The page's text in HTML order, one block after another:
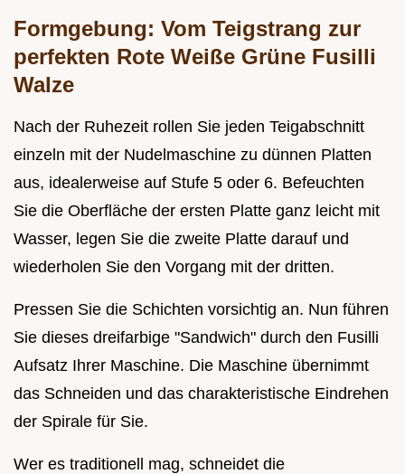
Formgebung: Vom Teigstrang zur
perfekten Rote Weiße Grüne Fusilli
Walze
Nach der Ruhezeit rollen Sie jeden Teigabschnitt
einzeln mit der Nudelmaschine zu dünnen Platten
aus, idealerweise auf Stufe 5 oder 6. Befeuchten
Sie die Oberfläche der ersten Platte ganz leicht mit
Wasser, legen Sie die zweite Platte darauf und
wiederholen Sie den Vorgang mit der dritten.
Pressen Sie die Schichten vorsichtig an. Nun führen
Sie dieses dreifarbige "Sandwich" durch den Fusilli
Aufsatz Ihrer Maschine. Die Maschine übernimmt
das Schneiden und das charakteristische Eindrehen
der Spirale für Sie.
Wer es traditionell mag, schneidet die